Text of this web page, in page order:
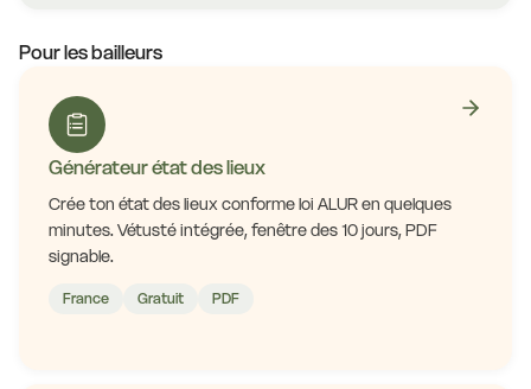
Pour les bailleurs
Générateur état des lieux
Crée ton état des lieux conforme loi ALUR en quelques
minutes. Vétusté intégrée, fenêtre des 10 jours, PDF
signable.
France Gratuit PDF